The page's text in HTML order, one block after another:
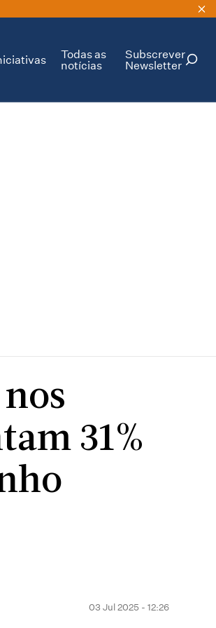
Todas as
notícias
Subscrever
Newsletter
31%
03 Jul 2025 - 12:26